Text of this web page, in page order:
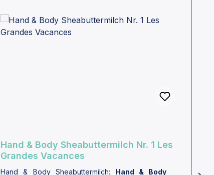
Hand & Body Sheabuttermilch Nr. 1 Les
Grandes Vacances
Hand & Body Sheabuttermilch: Hand & Body